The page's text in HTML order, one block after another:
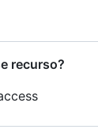
recurso?